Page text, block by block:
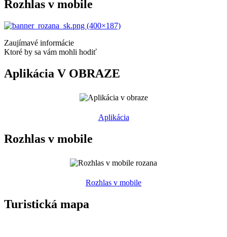
Rozhlas v mobile
Zaujímavé informácie
Ktoré by sa vám mohli hodiť
Aplikácia V OBRAZE
Aplikácia
Rozhlas v mobile
Rozhlas v mobile
Turistická mapa